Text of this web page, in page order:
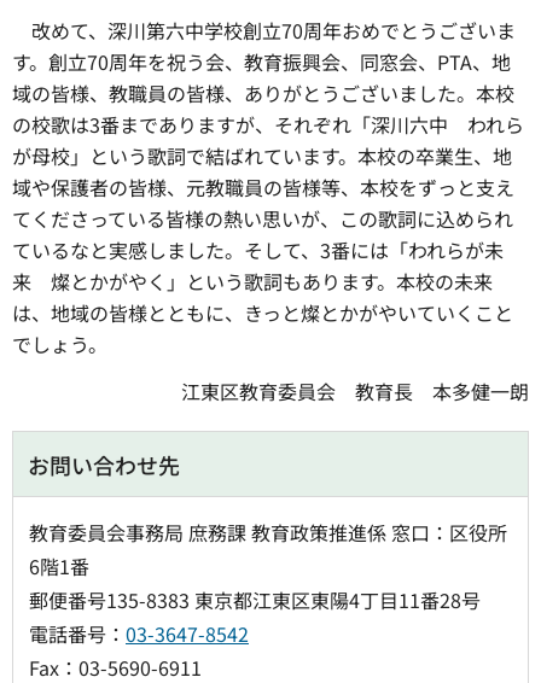
改めて、深川第六中学校創立70周年おめでとうございま
す。創立70周年を祝う会、教育振興会、同窓会、PTA、地
域の皆様、教職員の皆様、ありがとうございました。本校
の校歌は3番までありますが、それぞれ「深川六中 われら
が母校」という歌詞で結ばれています。本校の卒業生、地
域や保護者の皆様、元教職員の皆様等、本校をずっと支え
てくださっている皆様の熱い思いが、この歌詞に込められ
ているなと実感しました。そして、3番には「われらが未
来 燦とかがやく」という歌詞もあります。本校の未来
は、地域の皆様とともに、きっと燦とかがやいていくこと
でしょう。
江東区教育委員会 教育長 本多健一朗
お問い合わせ先
教育委員会事務局 庶務課 教育政策推進係 窓口：区役所
6階1番
郵便番号135-8383 東京都江東区東陽4丁目11番28号
電話番号： 03-3647-8542
Fax：03-5690-6911